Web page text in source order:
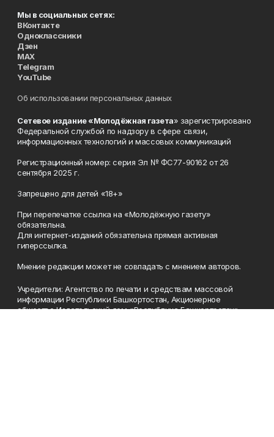
Мы в социальных сетях:
ВКонтакте
Одноклассники
Дзен
MAX
Telegram
YouTube
Об использовании персональных данных
Сетевое издание «Молодёжная газета» зарегистрировано
Федеральной службой по надзору в сфере связи,
информационных технологий и массовых коммуникаций
Регистрационный номер: серия Эл № ФС77-90162 от 26
сентября 2025 г.
Запрещено для детей «18+»
При перепечатке ссылка на «Молодёжную газету»
обязательна.
Для интернет-изданий обязательна прямая активная
гиперссылка.
Мнение редакции может не совпадать с мнением авторов.
Учредители: Агентство по печати и средствам массовой
информации Республики Башкортостан, Акционерное
общество Издательский дом «Республика Башкортостан».